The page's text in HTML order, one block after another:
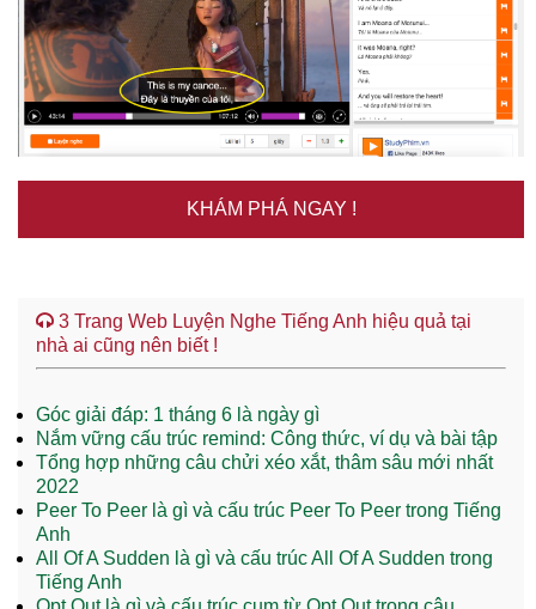
KHÁM PHÁ NGAY !
3 Trang Web Luyện Nghe Tiếng Anh hiệu quả tại
nhà ai cũng nên biết !
Góc giải đáp: 1 tháng 6 là ngày gì
Nắm vững cấu trúc remind: Công thức, ví dụ và bài tập
Tổng hợp những câu chửi xéo xắt, thâm sâu mới nhất
2022
Peer To Peer là gì và cấu trúc Peer To Peer trong Tiếng
Anh
All Of A Sudden là gì và cấu trúc All Of A Sudden trong
Tiếng Anh